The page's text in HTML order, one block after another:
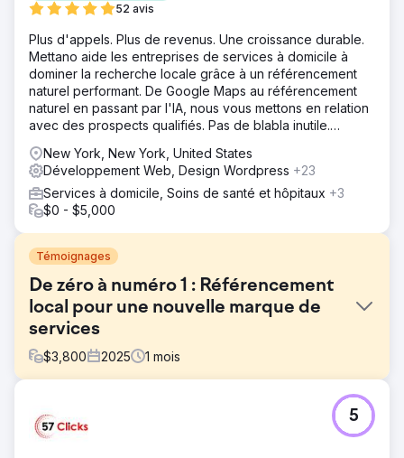
52 avis
Plus d'appels. Plus de revenus. Une croissance durable.
Mettano aide les entreprises de services à domicile à
dominer la recherche locale grâce à un référencement
naturel performant. De Google Maps au référencement
naturel en passant par l'IA, nous vous mettons en relation
avec des prospects qualifiés. Pas de blabla inutile.
New York, New York, United States
Développement Web, Design Wordpress +23
Services à domicile, Soins de santé et hôpitaux +3
$0 - $5,000
Témoignages
De zéro à numéro 1 : Référencement
local pour une nouvelle marque de
services
$3,800 2025 1 mois
Le client s'est lancé sans aucune présence numérique.
Aucun site web historique. Aucune fiche Google My
5